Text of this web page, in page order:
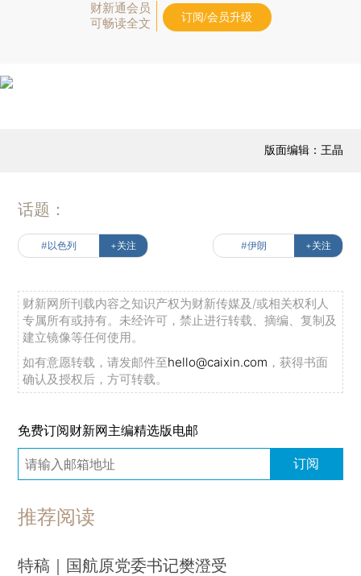
财新通会员
可畅读全文
订阅/会员升级
版面编辑：王晶
话题：
#以色列 +关注 #伊朗 +关注
财新网所刊载内容之知识产权为财新传媒及/或相关权利人
专属所有或持有。未经许可，禁止进行转载、摘编、复制及
建立镜像等任何使用。
如有意愿转载，请发邮件至hello@caixin.com ，获得书面
确认及授权后，方可转载。
免费订阅财新网主编精选版电邮
订阅
推荐阅读
特稿｜国航原党委书记樊澄受